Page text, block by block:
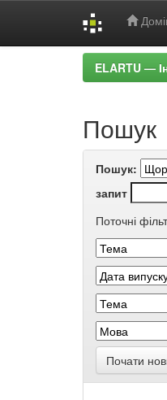
ELARTU —
Пошук
Пошук:
запит
Поточні
Почати